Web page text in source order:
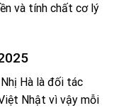
và tính chất cơ lý
Hà là đối tác
Nhật vì vậy mỗi